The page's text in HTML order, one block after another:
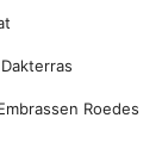
Dakterras
Roedes